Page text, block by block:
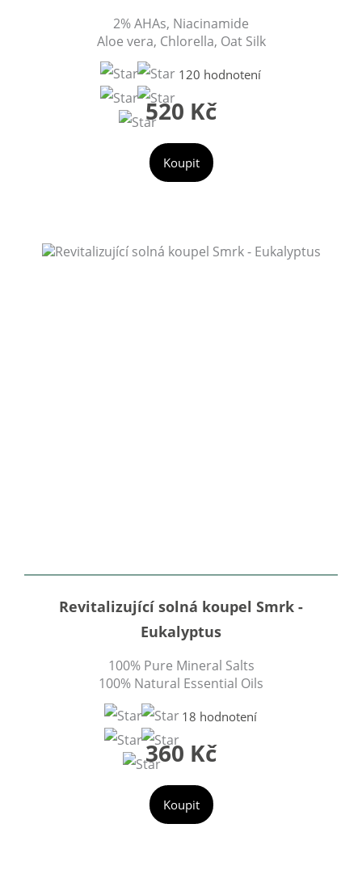
2% AHAs, Niacinamide
Aloe vera, Chlorella, Oat Silk
120 hodnotení
520 Kč
Koupit
Revitalizující solná koupel Smrk -
Eukalyptus
100% Pure Mineral Salts
100% Natural Essential Oils
18 hodnotení
360 Kč
Koupit